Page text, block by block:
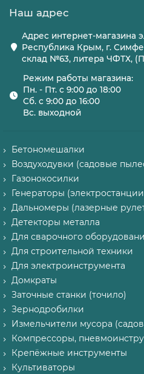
Наш адрес
Адрес интернет-магазина
Республика Крым, г.
склад №63, литера ЧФТХ,
Режим работы магазина:
Пн. - Пт. с 9:00 до 18:00
Сб. с 9:00 до 16:00
Вс. выходной
Бетономешалки
Воздуходувки (садовые
Газонокосилки
Генераторы
Дальномеры (лазерные
Детекторы металла
Для сварочного
Для строительной техники
Для электроинструмента
Домкраты
Заточные станки (точило)
Зернодробилки
Измельчители мусора
Компрессоры,
Крепёжные инструменты
Культиваторы